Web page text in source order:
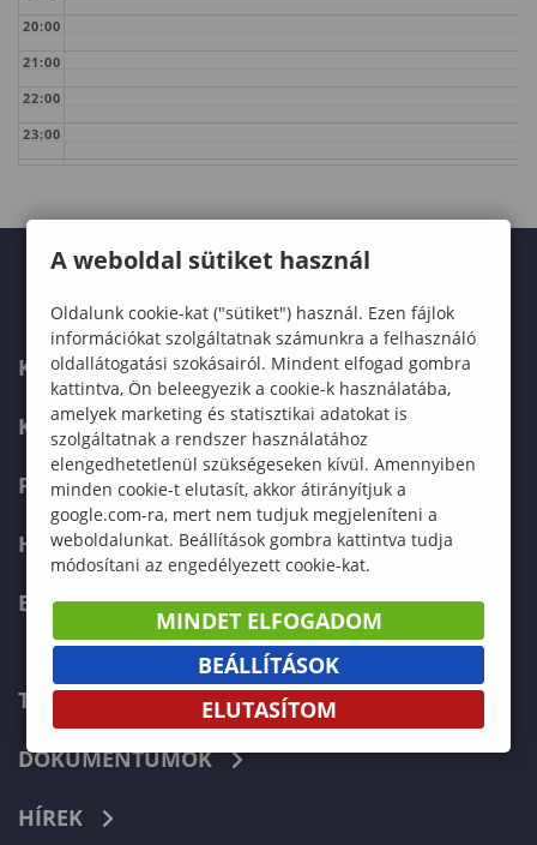
20:00
21:00
22:00
23:00
KARUNK
KÉPZÉSEK
FELVÉTELIZŐKNEK
HALLGATÓKNAK
ERASMUS+
TELEFONKÖNYV
DOKUMENTUMOK
HÍREK
A weboldal sütiket használ
Oldalunk cookie-kat ("sütiket") használ. Ezen fájlok
információkat szolgáltatnak számunkra a felhasználó
oldallátogatási szokásairól. Mindent elfogad gombra
kattintva, Ön beleegyezik a cookie-k használatába,
amelyek marketing és statisztikai adatokat is
szolgáltatnak a rendszer használatához
elengedhetetlenül szükségeseken kívül. Amennyiben
minden cookie-t elutasít, akkor átirányítjuk a
google.com-ra, mert nem tudjuk megjeleníteni a
weboldalunkat. Beállítások gombra kattintva tudja
módosítani az engedélyezett cookie-kat.
MINDET ELFOGADOM
BEÁLLÍTÁSOK
ELUTASÍTOM